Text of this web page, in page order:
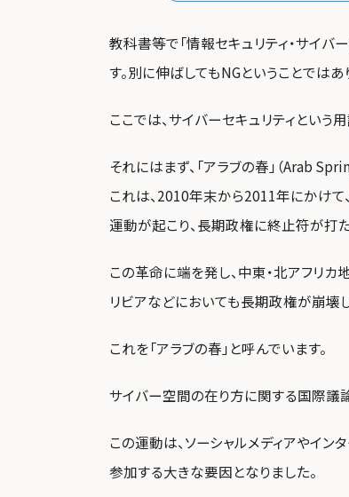
教科書等で「情報セキュリティ・サイバ
す。別に伸ばしてもNGということではあ
ここでは、サイバーセキュリティという
それにはまず、「アラブの春」（Arab
これは、2010年末から2011年にかけて
運動が起こり、長期政権に終止符が打
この革命に端を発し、中東・北アフリ
リビアなどにおいても長期政権が崩壊
これを「アラブの春」と呼んでいます。
サイバー空間の在り方に関する国際議
この運動は、ソーシャルメディアやイ
参加する大きな要因となりました。